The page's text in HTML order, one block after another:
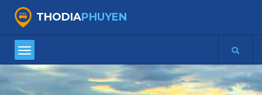
THODIAPHUYEN